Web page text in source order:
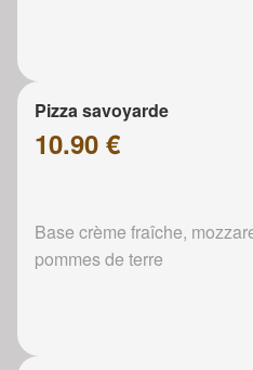
Pizza savoyarde
10.90 €
Base crème fraîche,
pommes de terre